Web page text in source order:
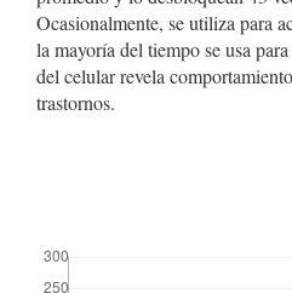
Ocasionalmente, se utiliza para
la mayoría del tiempo se usa
del celular revela
trastornos.